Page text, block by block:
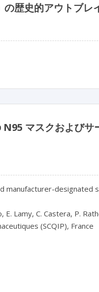
の歴史的アウトブレ
マスクおよび
designated
(SCQIP), France